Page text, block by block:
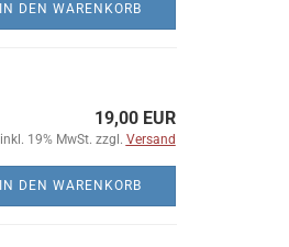
IN DEN WARENKORB
19,00 EUR
inkl. 19% MwSt. zzgl. Versand
IN DEN WARENKORB